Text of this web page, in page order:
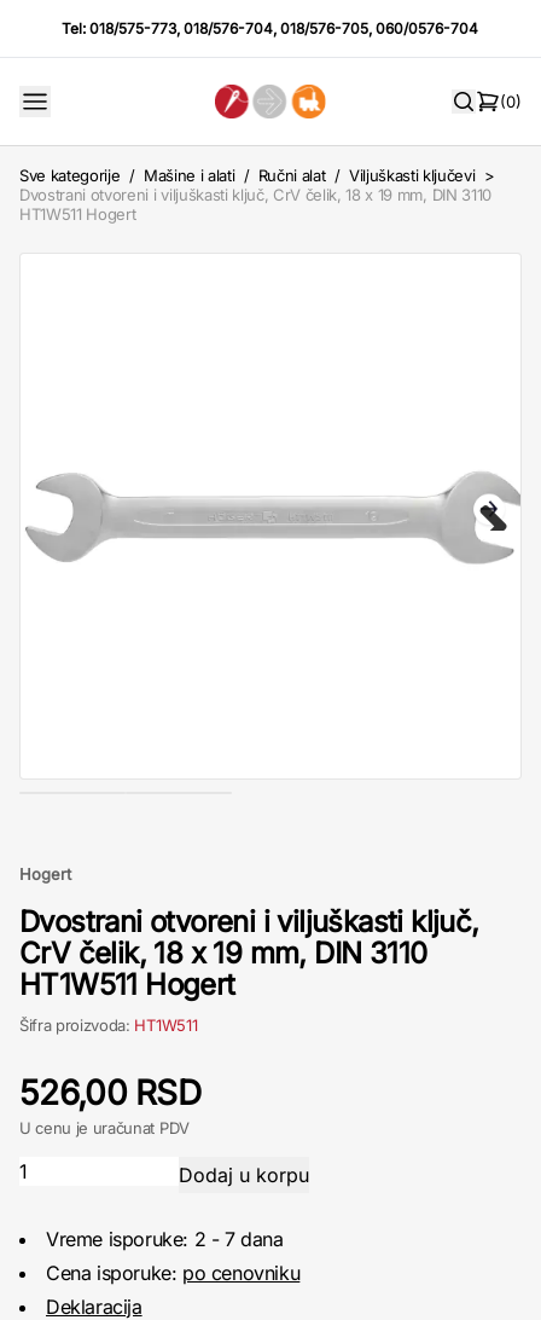
Tel:018/575-773,018/576-704,018/576-705,060/0576-704
(0)
Sve kategorije / Mašine i alati / Ručni alat / Viljuškasti ključevi >
Dvostrani otvoreni i viljuškasti ključ, CrV čelik, 18 x 19 mm, DIN 3110
HT1W511 Hogert
Hogert
Dvostrani otvoreni i viljuškasti ključ,
CrV čelik, 18 x 19 mm, DIN 3110
HT1W511 Hogert
Šifra proizvoda: HT1W511
526,00 RSD
U cenu je uračunat PDV
Vreme isporuke: 2 - 7 dana
Cena isporuke: po cenovniku
Deklaracija